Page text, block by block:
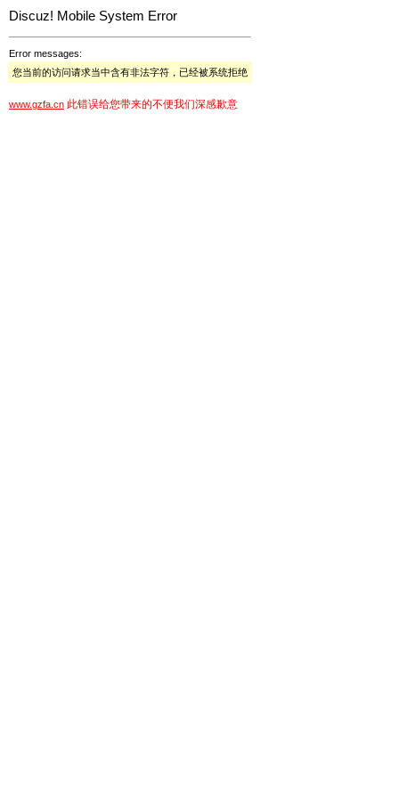
Discuz! Mobile System Error
Error messages:
您当前的访问请求当中含有非法字符，已经被系统拒绝
www.gzfa.cn 此错误给您带来的不便我们深感歉意